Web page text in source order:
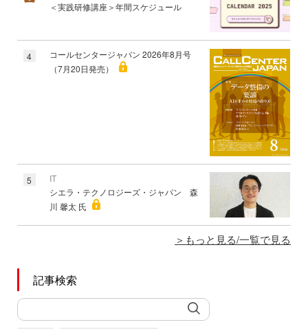
＜実践研修講座＞年間スケジュール
4
コールセンタージャパン 2026年8月号
（7月20日発売）
5
IT
シエラ・テクノロジーズ・ジャパン 森
川 馨太 氏
もっと見る/一覧で見る
記事検索